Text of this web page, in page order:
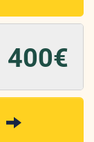
400€